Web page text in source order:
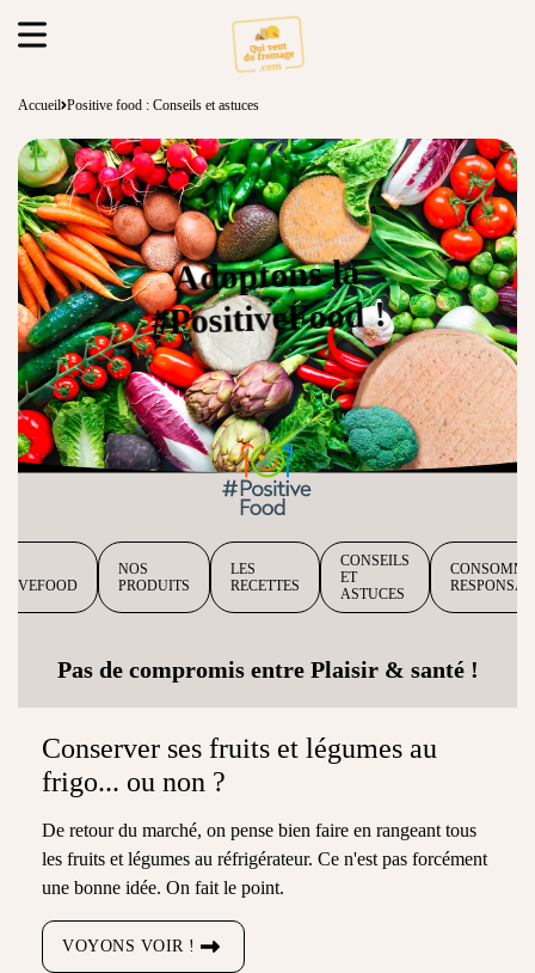
Accueil Positive food : Conseils et astuces
Adoptons la
#PositiveFood !
NOS
PRODUITS
LES
RECETTES
CONSEILS
ET
ASTUCES
Pas de compromis entre Plaisir & santé !
Conserver ses fruits et légumes au
frigo... ou non ?
De retour du marché, on pense bien faire en rangeant tous
les fruits et légumes au réfrigérateur. Ce n'est pas forcément
une bonne idée. On fait le point.
VOYONS VOIR !